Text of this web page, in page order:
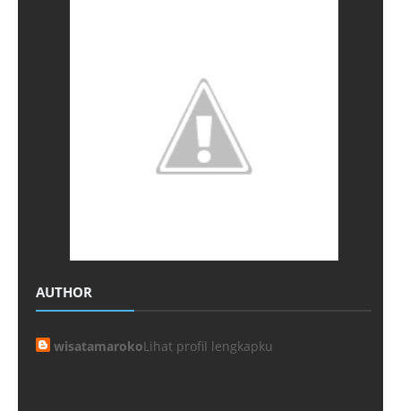
AUTHOR
wisatamarokoLihat profil lengkapku